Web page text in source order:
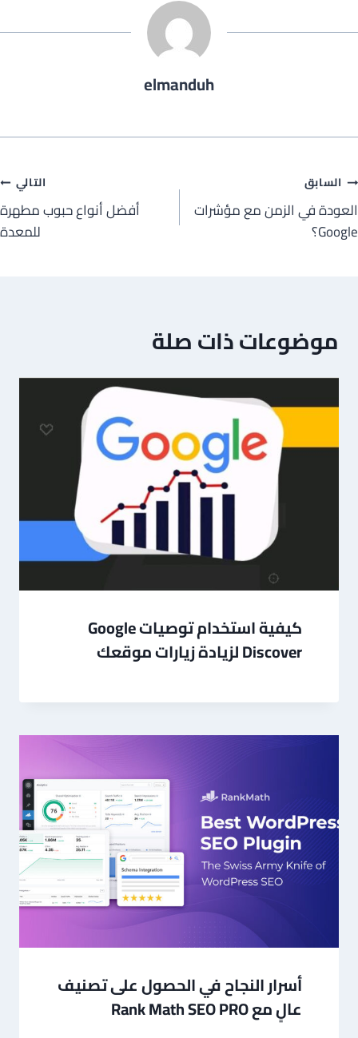
elmanduh
تصفّح
المقالات
السابق
العودة في الزمن مع مؤشرات
Google؟
التالي
أفضل أنواع حبوب مطهرة
للمعدة
موضوعات ذات صلة
كيفية استخدام توصيات Google
Discover لزيادة زيارات موقعك
أسرار النجاح في الحصول على تصنيف
عالٍ مع Rank Math SEO PRO